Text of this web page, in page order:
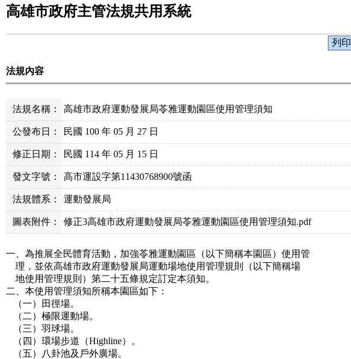
高雄市政府主管法規共用系統
法規內容
法規名稱： 高雄市政府運動發展局苓雅運動園區使用管理須知
公發布日： 民國 100 年 05 月 27 日
修正日期： 民國 114 年 05 月 15 日
發文字號： 高市運設字第11430768900號函
法規體系： 運動發展局
圖表附件： 修正3高雄市政府運動發展局苓雅運動園區使用管理須知.pdf
一、為推展全民體育活動，加強苓雅運動園區（以下簡稱本園區）使用管
理，並依高雄市政府運動發展局運動場地使用管理規則（以下簡稱場
地使用管理規則）第二十五條規定訂定本須知。
二、本使用管理須知所稱本園區如下：
（一）田徑場。
（二）極限運動場。
（三）羽球場。
（四）環場步道（Highline）。
（五）八卦池及戶外廣場。